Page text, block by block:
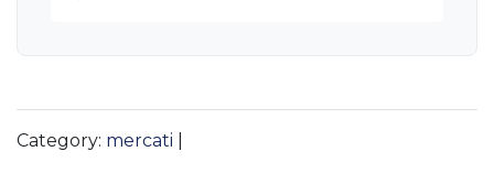
Category: mercati